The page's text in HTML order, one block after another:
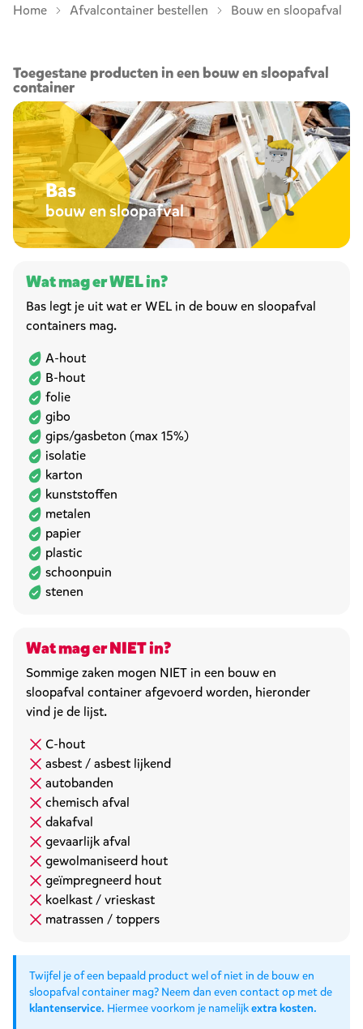
Home Afvalcontainer bestellen Bouw en sloopafval
Toegestane producten in een bouw en sloopafval
container
Bas
bouw en sloopafval
Bouw en sloopafval container bestellen
Wat mag er WEL in?
Bas legt je uit wat er WEL in de bouw en sloopafval
containers mag.
A-hout
B-hout
folie
gibo
gips/gasbeton (max 15%)
isolatie
karton
kunststoffen
metalen
papier
plastic
schoonpuin
stenen
Wat mag er NIET in?
Sommige zaken mogen NIET in een bouw en
sloopafval container afgevoerd worden, hieronder
vind je de lijst.
C-hout
asbest / asbest lijkend
autobanden
chemisch afval
dakafval
gevaarlijk afval
gewolmaniseerd hout
geïmpregneerd hout
koelkast / vrieskast
matrassen / toppers
Twijfel je of een bepaald product wel of niet in de bouw en
sloopafval container mag? Neem dan even contact op met de
klantenservice. Hiermee voorkom je namelijkextra kosten.